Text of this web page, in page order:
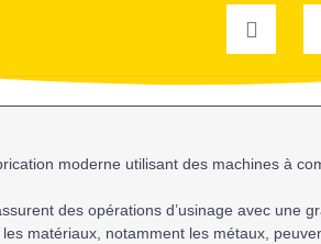
moderne utilisant des machines à
des opérations d’usinage avec une
matériaux, notamment les métaux,